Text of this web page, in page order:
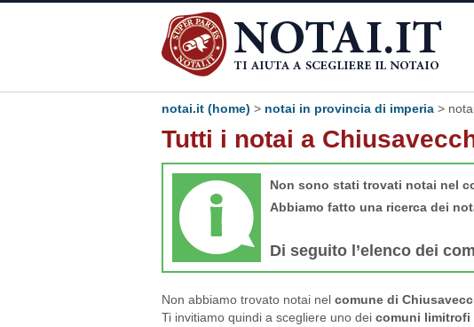
notai.it (home) > notai in provincia di imperia >
Tutti i notai a
Non sono stati trovati notai nel
Abbiamo fatto una ricerca dei
Di seguito l’elenco dei
Non abbiamo trovato notai nel comune di
Ti invitiamo quindi a scegliere uno dei comuni limitrofi